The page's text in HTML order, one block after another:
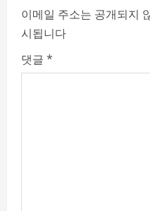
이메일 주소는 공개되지
시됩니다
댓글 *